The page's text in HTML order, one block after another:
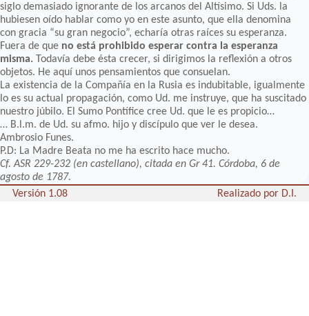
siglo demasiado ignorante de los arcanos del Altísimo. Si Uds. la
hubiesen oído hablar como yo en este asunto, que ella denomina
con gracia “su gran negocio”, echaría otras raíces su esperanza.
Fuera de que no está prohibido esperar contra la esperanza
misma. Todavía debe ésta crecer, si dirigimos la reflexión a otros
objetos. He aquí unos pensamientos que consuelan.
La existencia de la Compañía en la Rusia es indubitable, igualmente
lo es su actual propagación, como Ud. me instruye, que ha suscitado
nuestro júbilo. El Sumo Pontífice cree Ud. que le es propicio…
… B.l.m. de Ud. su afmo. hijo y discípulo que ver le desea.
Ambrosio Funes.
P.D: La Madre Beata no me ha escrito hace mucho.
Cf. ASR 229-232 (en castellano), citada en Gr 41. Córdoba, 6 de
agosto de 1787.
Versión 1.08
Realizado por D.I.